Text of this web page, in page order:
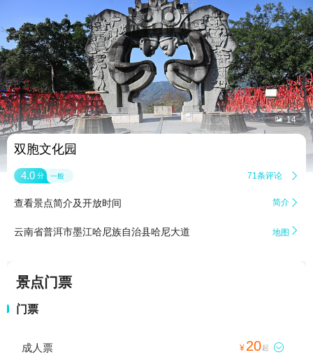
 14
双胞文化园
4.0 分 一般 71条评论 
查看景点简介及开放时间 简介 
云南省普洱市墨江哈尼族自治县哈尼大道 地图 
景点门票
门票
成人票 ¥ 20起 